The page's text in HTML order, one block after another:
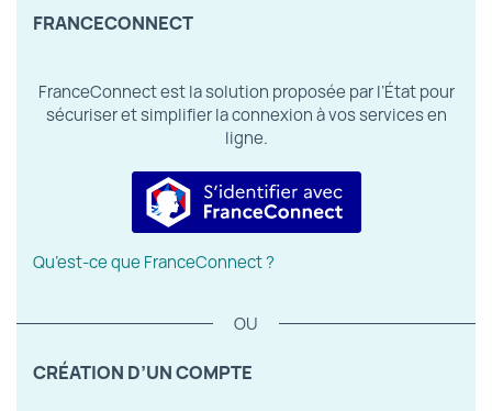
FRANCECONNECT
FranceConnect est la solution proposée par l’État pour
sécuriser et simplifier la connexion à vos services en
ligne.
S’identifier avec FranceConnect
Qu’est-ce que FranceConnect ?
CRÉATION D’UN COMPTE